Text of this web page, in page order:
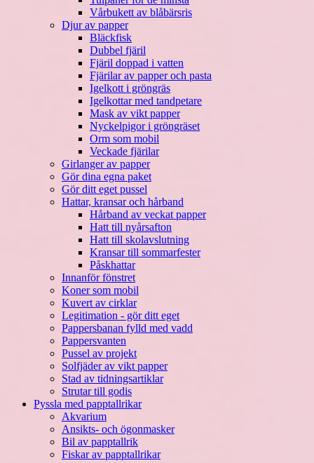
Vårbukett av blåbärsris
Djur av papper
Bläckfisk
Dubbel fjäril
Fjäril doppad i vatten
Fjärilar av papper och pasta
Igelkott i gröngräs
Igelkottar med tandpetare
Mask av vikt papper
Nyckelpigor i gröngräset
Orm som mobil
Veckade fjärilar
Girlanger av papper
Gör dina egna paket
Gör ditt eget pussel
Hattar, kransar och hårband
Hårband av veckat papper
Hatt till nyårsafton
Hatt till skolavslutning
Kransar till sommarfester
Påskhattar
Innanför fönstret
Koner som mobil
Kuvert av cirklar
Legitimation - gör ditt eget
Pappersbanan fylld med vadd
Pappersvanten
Pussel av projekt
Solfjäder av vikt papper
Stad av tidningsartiklar
Strutar till godis
Pyssla med papptallrikar
Akvarium
Ansikts- och ögonmasker
Bil av papptallrik
Fiskar av papptallrikar